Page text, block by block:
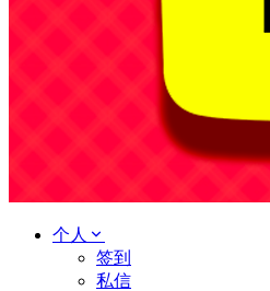
个人
签到
私信